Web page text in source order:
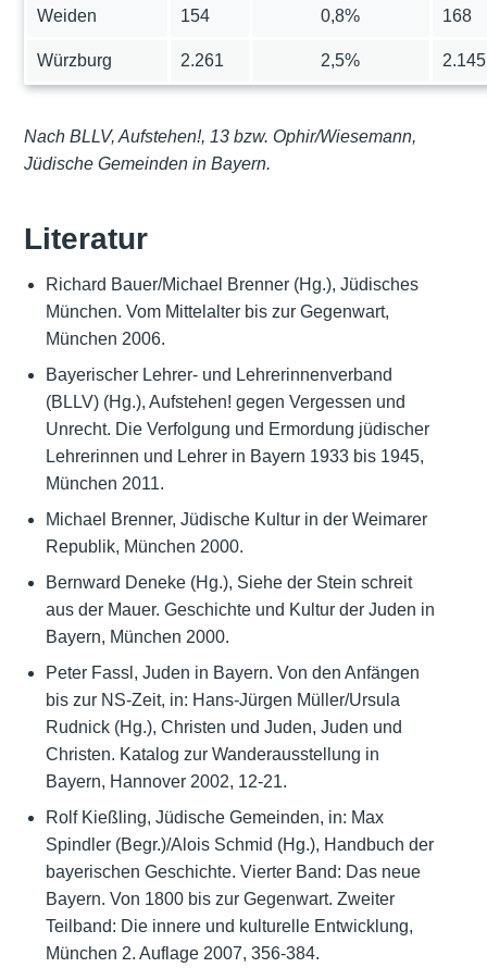
Weiden 154 0,8% 168
Würzburg 2.261 2,5% 2.145
Nach BLLV, Aufstehen!, 13 bzw. Ophir/Wiesemann,
Jüdische Gemeinden in Bayern.
Literatur
Richard Bauer/Michael Brenner (Hg.), Jüdisches
München. Vom Mittelalter bis zur Gegenwart,
München 2006.
Bayerischer Lehrer- und Lehrerinnenverband
(BLLV) (Hg.), Aufstehen! gegen Vergessen und
Unrecht. Die Verfolgung und Ermordung jüdischer
Lehrerinnen und Lehrer in Bayern 1933 bis 1945,
München 2011.
Michael Brenner, Jüdische Kultur in der Weimarer
Republik, München 2000.
Bernward Deneke (Hg.), Siehe der Stein schreit
aus der Mauer. Geschichte und Kultur der Juden in
Bayern, München 2000.
Peter Fassl, Juden in Bayern. Von den Anfängen
bis zur NS-Zeit, in: Hans-Jürgen Müller/Ursula
Rudnick (Hg.), Christen und Juden, Juden und
Christen. Katalog zur Wanderausstellung in
Bayern, Hannover 2002, 12-21.
Rolf Kießling, Jüdische Gemeinden, in: Max
Spindler (Begr.)/Alois Schmid (Hg.), Handbuch der
bayerischen Geschichte. Vierter Band: Das neue
Bayern. Von 1800 bis zur Gegenwart. Zweiter
Teilband: Die innere und kulturelle Entwicklung,
München 2. Auflage 2007, 356-384.